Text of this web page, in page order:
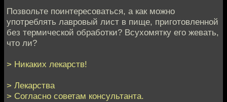
Позвольте поинтересоваться, а как можно
употреблять лавровый лист в пище, приготовленной
без термической обработки? Всухомятку его жевать,
что ли?
> Никаких лекарств!
> Лекарства
> Согласно советам консультанта.